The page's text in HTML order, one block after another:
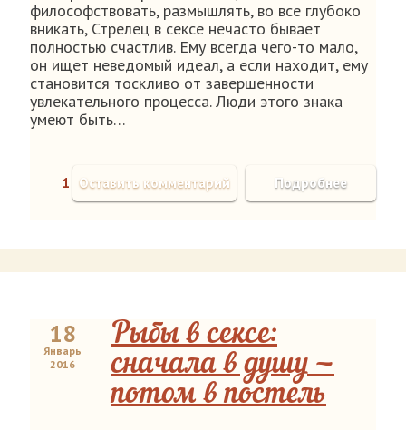
философствовать, размышлять, во все глубоко
вникать, Стрелец в сексе нечасто бывает
полностью счастлив. Ему всегда чего-то мало,
он ищет неведомый идеал, а если находит, ему
становится тоскливо от завершенности
увлекательного процесса. Люди этого знака
умеют быть…
1 Подробнее
Оставить комментарий
18
Январь
2016
Рыбы в сексе:
сначала в душу —
потом в постель